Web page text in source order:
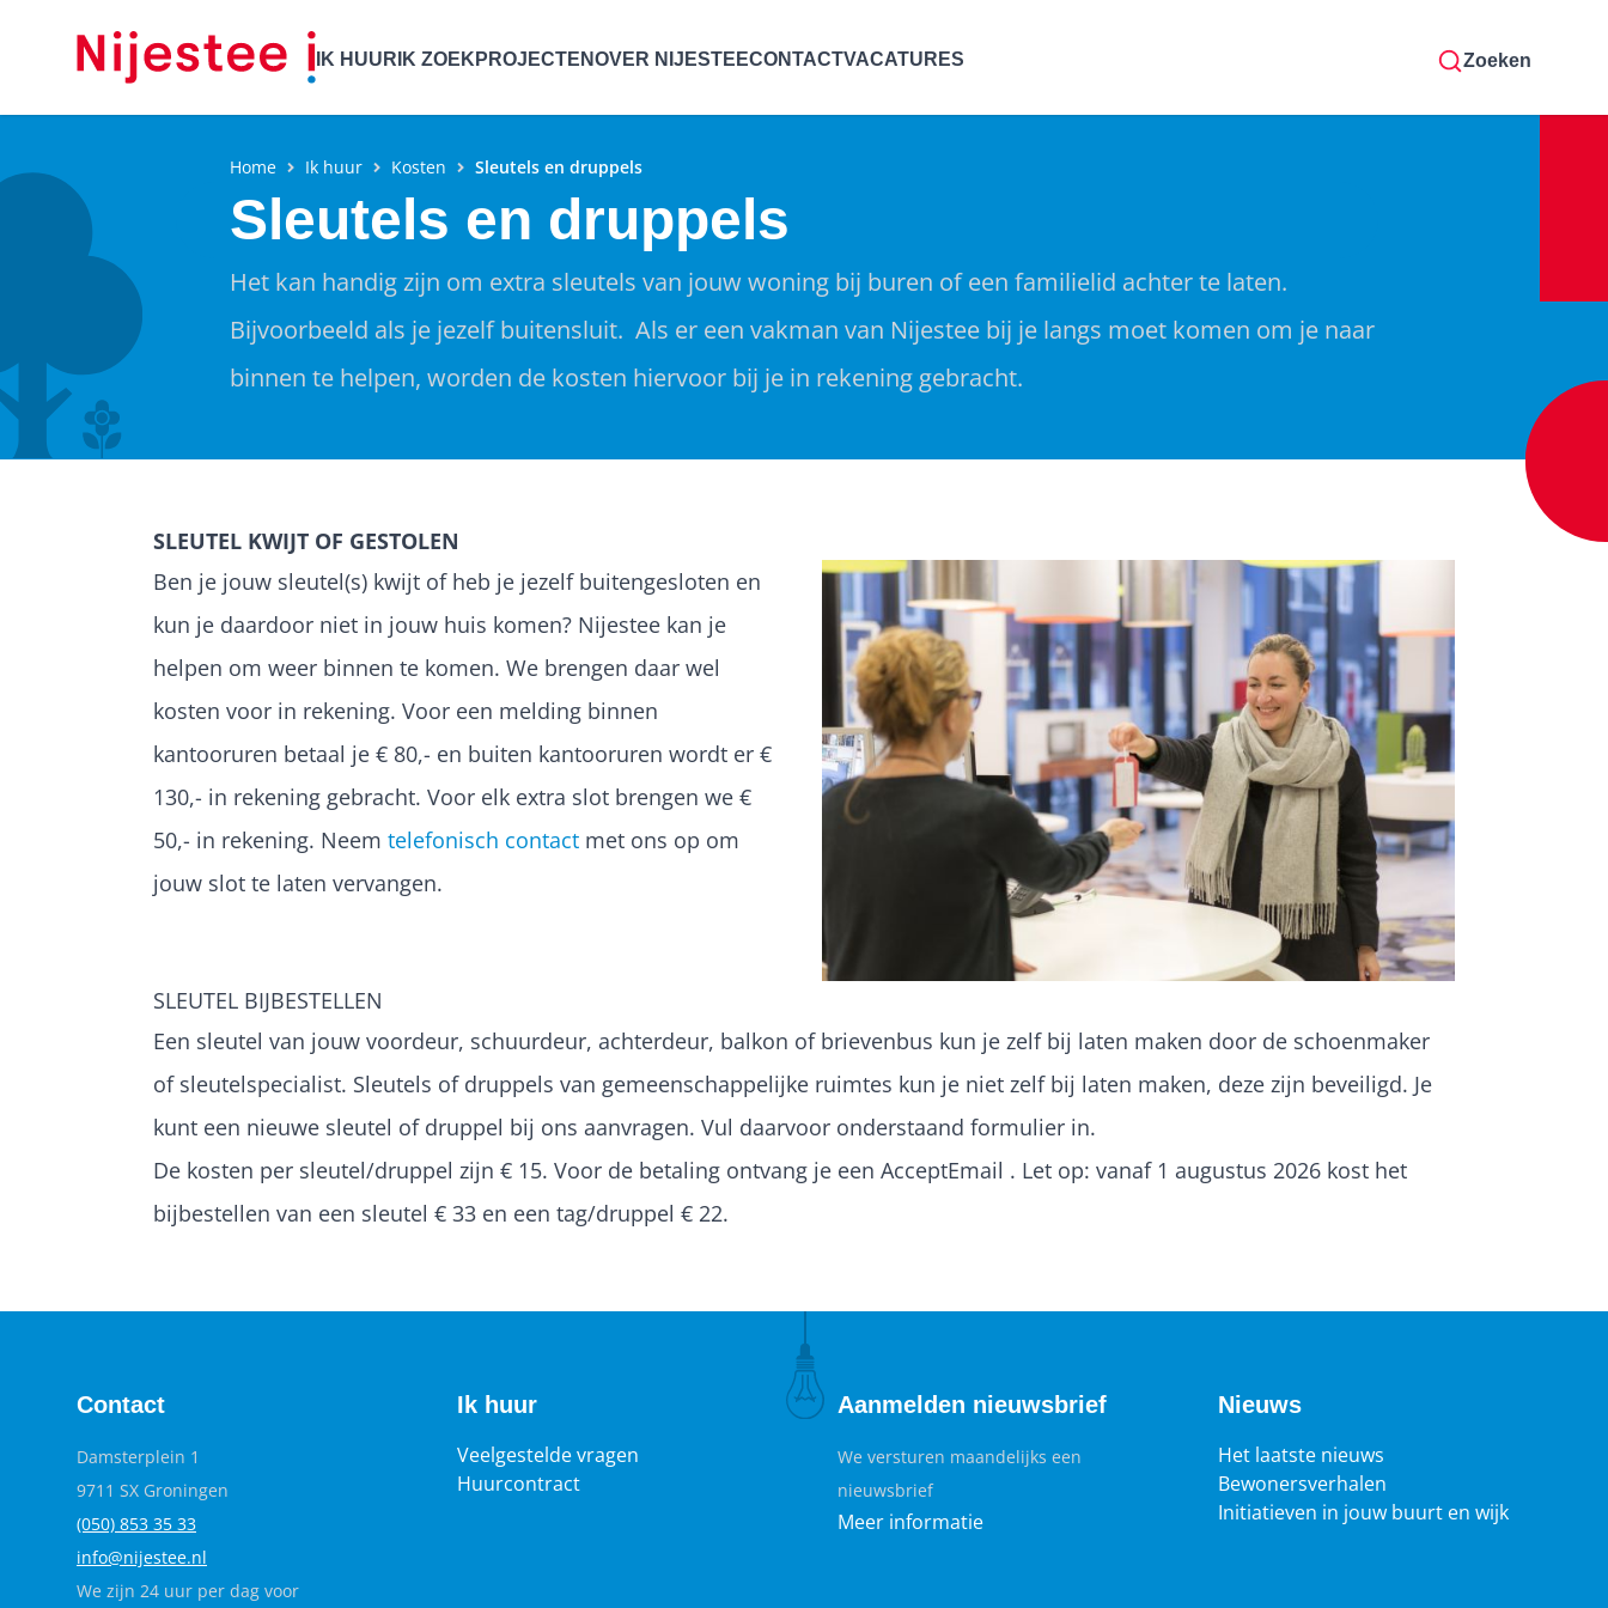
IK HUUR IK ZOEK PROJECTENOVER NIJESTEECONTACTVACATURES Zoeken
Home Ik huur Kosten Sleutels en druppels
Sleutels en druppels
Het kan handig zijn om extra sleutels van jouw woning bij buren of een familielid achter te laten.
Bijvoorbeeld als je jezelf buitensluit. Als er een vakman van Nijestee bij je langs moet komen om je naar
binnen te helpen, worden de kosten hiervoor bij je in rekening gebracht.
SLEUTEL KWIJT OF GESTOLEN
Ben je jouw sleutel(s) kwijt of heb je jezelf buitengesloten en
kun je daardoor niet in jouw huis komen? Nijestee kan je
helpen om weer binnen te komen. We brengen daar wel
kosten voor in rekening. Voor een melding binnen
kantooruren betaal je € 80,- en buiten kantooruren wordt er €
130,- in rekening gebracht. Voor elk extra slot brengen we €
50,- in rekening. Neem telefonisch contact met ons op om
jouw slot te laten vervangen.
SLEUTEL BIJBESTELLEN
Een sleutel van jouw voordeur, schuurdeur, achterdeur, balkon of brievenbus kun je zelf bij laten maken door de schoenmaker
of sleutelspecialist. Sleutels of druppels van gemeenschappelijke ruimtes kun je niet zelf bij laten maken, deze zijn beveiligd. Je
kunt een nieuwe sleutel of druppel bij ons aanvragen. Vul daarvoor onderstaand formulier in.
De kosten per sleutel/druppel zijn € 15. Voor de betaling ontvang je een AcceptEmail . Let op: vanaf 1 augustus 2026 kost het
bijbestellen van een sleutel € 33 en een tag/druppel € 22.
Contact
Damsterplein 1
9711 SX Groningen
(050) 853 35 33
info@nijestee.nl
We zijn 24 uur per dag voor
Ik huur
Veelgestelde vragen
Huurcontract
Aanmelden nieuwsbrief
We versturen maandelijks een
nieuwsbrief
Meer informatie
Nieuws
Het laatste nieuws
Bewonersverhalen
Initiatieven in jouw buurt en wijk